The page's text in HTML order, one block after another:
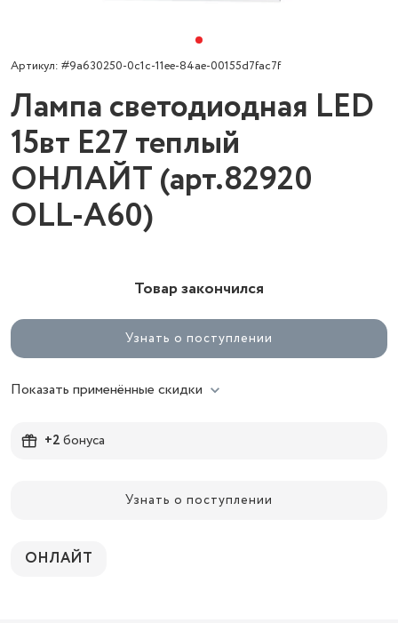
Артикул: #9a630250-0c1c-11ee-84ae-00155d7fac7f
Лампа светодиодная LED
15вт Е27 теплый
ОНЛАЙТ (арт.82920
OLL-A60)
Товар закончился
Узнать о поступлении
Показать применённые скидки
+2бонуса
Узнать о поступлении
ОНЛАЙТ